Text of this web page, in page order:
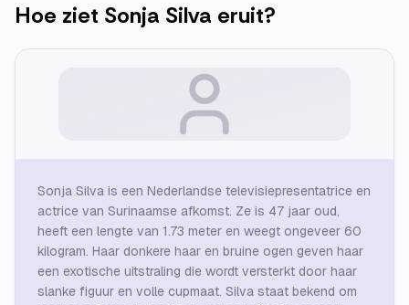
Hoe ziet Sonja Silva eruit?
Sonja Silva is een Nederlandse televisiepresentatrice en
actrice van Surinaamse afkomst. Ze is 47 jaar oud,
heeft een lengte van 1.73 meter en weegt ongeveer 60
kilogram. Haar donkere haar en bruine ogen geven haar
een exotische uitstraling die wordt versterkt door haar
slanke figuur en volle cupmaat. Silva staat bekend om